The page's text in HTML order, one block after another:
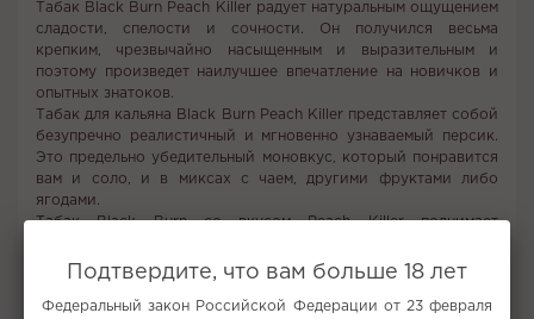
Табак Black Burn Peach Killer радует натуральным ощущением
сладости, спелости и сочности. Он получился весьма
крепким, чрезвычайно насыщенным и выразительным и
поэтому произведет наилучшее впечатление на новичков и
опытных знатоков.
Табак для кальяна Black Burn Peach Killer представляет собой
безупречно реалистичный и мгновенно узнаваемый персик.
Это предельно убедительный моновкус, который понравится
вам и соло, и в миксах с чаем, другими фруктами либо
ягодами.
Табак Black Burn со вкусом Peach Killer поднимает
Вкус: Персик
Все вкусы табака для кальяна Burn
Подтвердите, что вам больше 18 лет
Федеральный закон Российской Федерации от 23 февраля